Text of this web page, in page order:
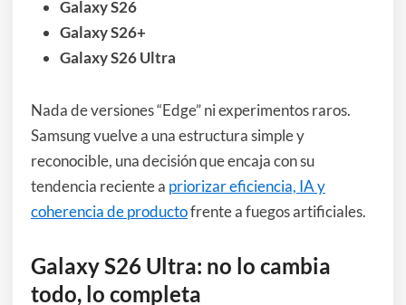
Galaxy S26
Galaxy S26+
Galaxy S26 Ultra
Nada de versiones “Edge” ni experimentos raros.
Samsung vuelve a una estructura simple y
reconocible, una decisión que encaja con su
tendencia reciente a priorizar eficiencia, IA y
coherencia de productofrente a fuegos artificiales.
Galaxy S26 Ultra: no lo cambia
todo, lo completa